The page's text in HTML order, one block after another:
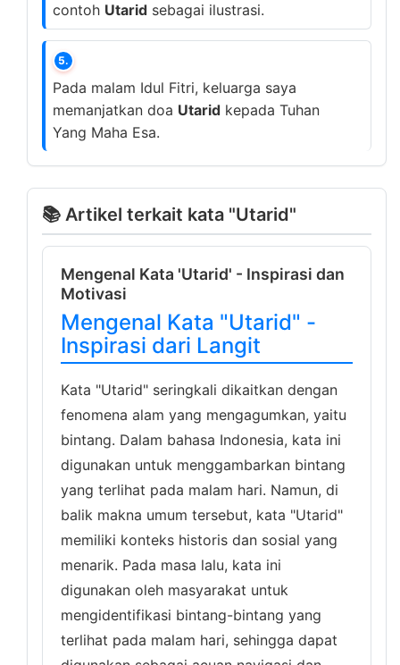
contoh Utarid sebagai ilustrasi.
5.
Pada malam Idul Fitri, keluarga saya
memanjatkan doa Utarid kepada Tuhan
Yang Maha Esa.
📚 Artikel terkait kata "Utarid"
Mengenal Kata 'Utarid' - Inspirasi dan
Motivasi
Mengenal Kata "Utarid" -
Inspirasi dari Langit
Kata "Utarid" seringkali dikaitkan dengan
fenomena alam yang mengagumkan, yaitu
bintang. Dalam bahasa Indonesia, kata ini
digunakan untuk menggambarkan bintang
yang terlihat pada malam hari. Namun, di
balik makna umum tersebut, kata "Utarid"
memiliki konteks historis dan sosial yang
menarik. Pada masa lalu, kata ini
digunakan oleh masyarakat untuk
mengidentifikasi bintang-bintang yang
terlihat pada malam hari, sehingga dapat